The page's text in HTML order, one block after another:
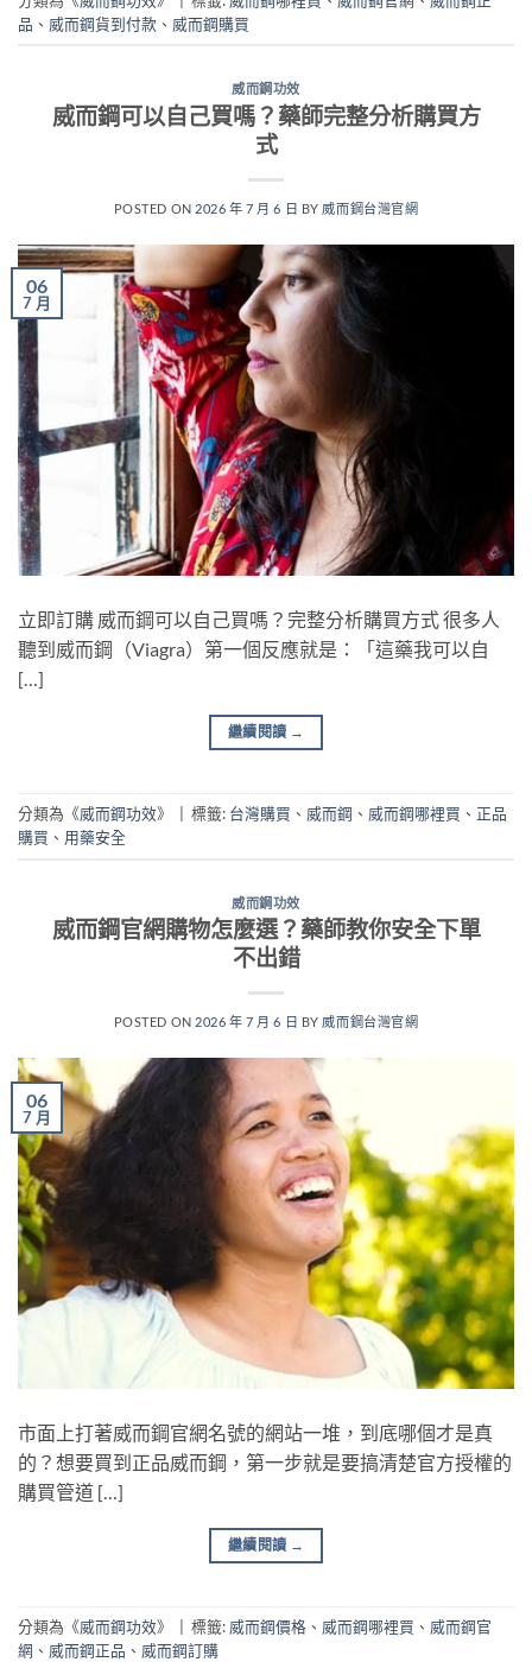
品 、 威而鋼貨到付款 、 威而鋼購買
威而鋼功效
威而鋼可以自己買嗎？藥師完整分析購買方
式
POSTED ON 2026 年 7 月 6 日 BY 威而鋼台灣官網
06
7 月
立即訂購 威而鋼可以自己買嗎？完整分析購買方式 很多人
聽到威而鋼（Viagra）第一個反應就是：「這藥我可以自
[…]
繼續閱讀 →
分類為《威而鋼功效》 標籤: 台灣購買 、 威而鋼 、 威而鋼哪裡買 、 正品
購買 、 用藥安全
威而鋼功效
威而鋼官網購物怎麼選？藥師教你安全下單
不出錯
POSTED ON 2026 年 7 月 6 日 BY 威而鋼台灣官網
06
7 月
市面上打著威而鋼官網名號的網站一堆，到底哪個才是真
的？想要買到正品威而鋼，第一步就是要搞清楚官方授權的
購買管道 […]
繼續閱讀 →
分類為《威而鋼功效》 標籤: 威而鋼價格 、 威而鋼哪裡買 、 威而鋼官
網 、 威而鋼正品 、 威而鋼訂購